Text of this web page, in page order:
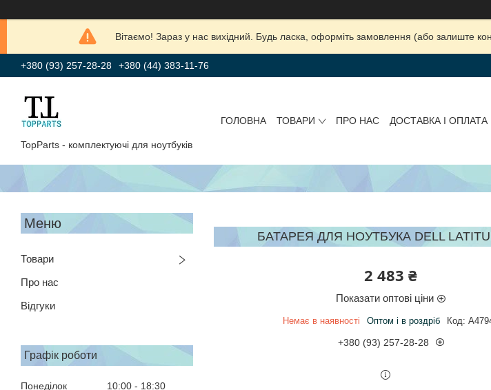
Вітаємо! Зараз у нас вихідний. Будь ласка, оформіть замовлення (або залиште
+380 (93) 257-28-28 +380 (44) 383-11-76
TopParts - комплектуючі для ноутбуків
ГОЛОВНА ТОВАРИ ПРО НАС ДОСТАВКА І ОПЛАТА
Товари
Про нас
Відгуки
Графік роботи
Понеділок 10:00
18:30
БАТАРЕЯ ДЛЯ НОУТБУКА DELL
2 483 ₴
Показати оптові ціни
Немає в наявності Оптом і в роздріб Код:
+380 (93) 257-28-28